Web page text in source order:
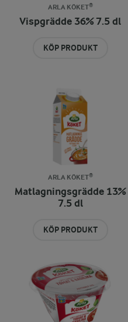
ARLA KÖKET®
Vispgrädde 36% 7.5 dl
KÖP PRODUKT
ARLA KÖKET®
Matlagningsgrädde 13%
7.5 dl
KÖP PRODUKT